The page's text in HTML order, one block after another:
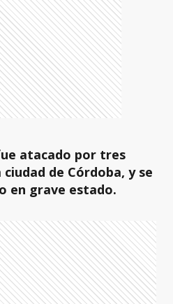
atacado por tres
de Córdoba, y se
en grave estado.